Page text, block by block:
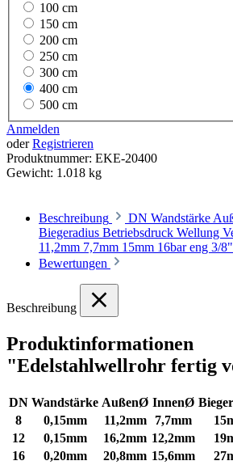
100 cm
150 cm
200 cm
250 cm
300 cm
400 cm
500 cm
Anmelden
oderRegistrieren
Produktnummer: EKE-20400
Gewicht: 1.018 kg
Beschreibung
DN Wandstärke
Biegeradius Betriebsdruck Wellung
11,2mm 7,7mm 15mm 16bar eng 3/
Bewertungen
Beschreibung
Produktinformationen
"Edelstahlwellrohr fertig
DN Wandstärke AußenØ InnenØ
8
0,15mm 11,2mm 7,7mm
12
0,15mm 16,2mm 12,2mm
16
0,20mm 20,8mm 15,6mm